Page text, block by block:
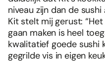
niveau zijn dan de sushi
Kit stelt mij gerust:
gaan maken is heel
kwalitatief goede sushi
gegrilde vis in eigen